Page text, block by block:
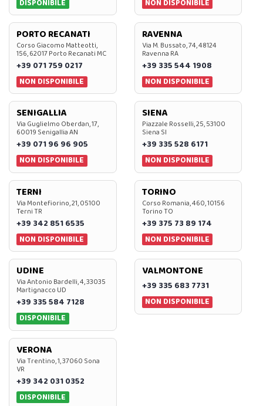
DISPONIBILE NON DISPONIBILE
PORTO RECANATI
Corso Giacomo Matteotti,
156, 62017 Porto Recanati MC
+39 071 759 0217
NON DISPONIBILE
RAVENNA
Via M. Bussato, 74, 48124
Ravenna RA
+39 335 544 1908
NON DISPONIBILE
SENIGALLIA
Via Guglielmo Oberdan, 17,
60019 Senigallia AN
+39 071 96 96 905
NON DISPONIBILE
SIENA
Piazzale Rosselli, 25, 53100
Siena SI
+39 335 528 6171
NON DISPONIBILE
TERNI
Via Montefiorino, 21, 05100
Terni TR
+39 342 851 6535
NON DISPONIBILE
TORINO
Corso Romania, 460, 10156
Torino TO
+39 375 73 89 174
NON DISPONIBILE
UDINE
Via Antonio Bardelli, 4, 33035
Martignacco UD
+39 335 584 7128
DISPONIBILE
VALMONTONE
+39 335 683 7731
NON DISPONIBILE
VERONA
Via Trentino, 1, 37060 Sona
VR
+39 342 031 0352
DISPONIBILE